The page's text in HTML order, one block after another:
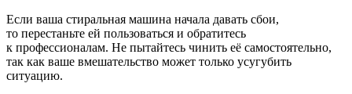
Если ваша стиральная машина начала давать сбои,
то перестаньте ей пользоваться и обратитесь
к профессионалам. Не пытайтесь чинить её самостоятельно,
так как ваше вмешательство может только усугубить
ситуацию.